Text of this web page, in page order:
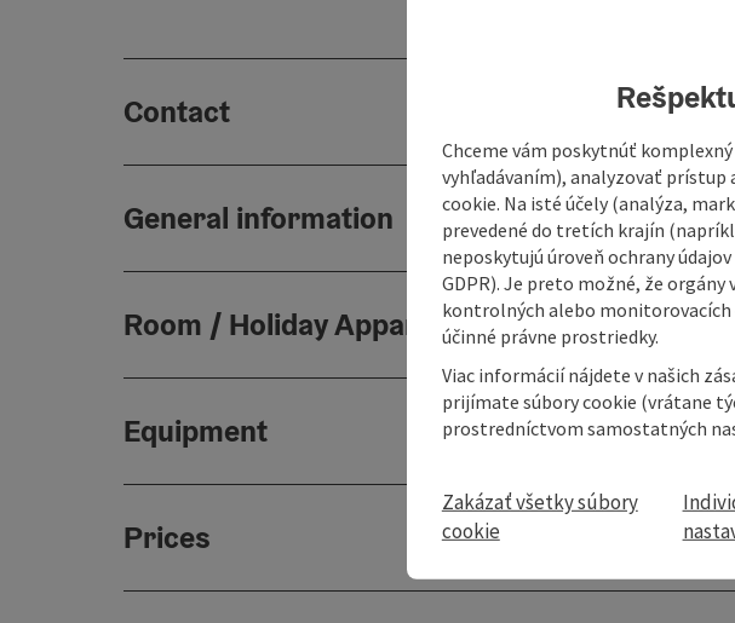
Contact
General information
Room / Holiday Appartement
Equipment
Prices
Chceme vám poskytnúť
vyhľadávaním), analyzovať prístup
cookie. Na isté účely (analýza,
prevedené do tretích krajín
neposkytujú úroveň ochrany
GDPR). Je preto možné, že orgány
kontrolných alebo
účinné právne prostriedky.
Viac informácií nájdete v našich
prijímate súbory cookie (vrátane
prostredníctvom samostatných
Zakázať všetky súbory
cookie